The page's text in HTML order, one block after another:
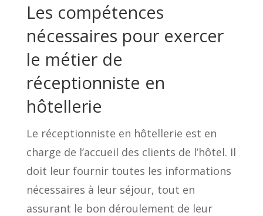
Les compétences
nécessaires pour exercer
le métier de
réceptionniste en
hôtellerie
Le réceptionniste en hôtellerie est en
charge de l’accueil des clients de l’hôtel. Il
doit leur fournir toutes les informations
nécessaires à leur séjour, tout en
assurant le bon déroulement de leur